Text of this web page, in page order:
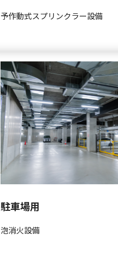
予作動式スプリンクラー設備
駐車場用
泡消火設備